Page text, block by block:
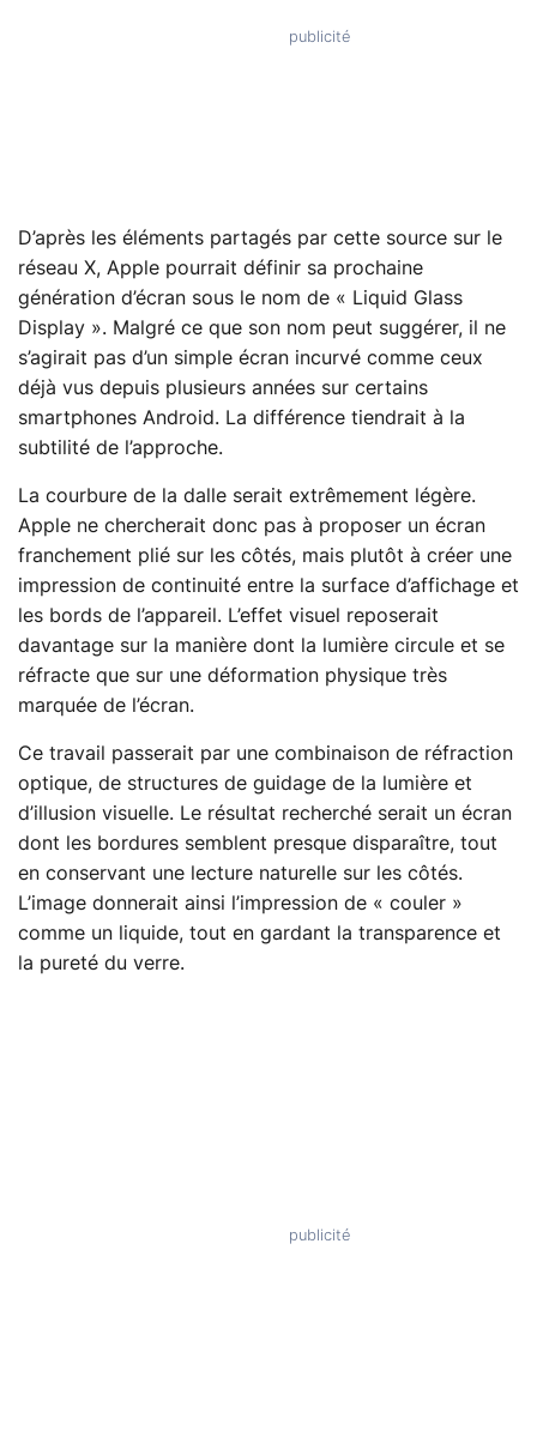
D’après les éléments partagés par cette source sur le
réseau X, Apple pourrait définir sa prochaine
génération d’écran sous le nom de « Liquid Glass
Display ». Malgré ce que son nom peut suggérer, il ne
s’agirait pas d’un simple écran incurvé comme ceux
déjà vus depuis plusieurs années sur certains
smartphones Android. La différence tiendrait à la
subtilité de l’approche.
La courbure de la dalle serait extrêmement légère.
Apple ne chercherait donc pas à proposer un écran
franchement plié sur les côtés, mais plutôt à créer une
impression de continuité entre la surface d’affichage et
les bords de l’appareil. L’effet visuel reposerait
davantage sur la manière dont la lumière circule et se
réfracte que sur une déformation physique très
marquée de l’écran.
Ce travail passerait par une combinaison de réfraction
optique, de structures de guidage de la lumière et
d’illusion visuelle. Le résultat recherché serait un écran
dont les bordures semblent presque disparaître, tout
en conservant une lecture naturelle sur les côtés.
L’image donnerait ainsi l’impression de « couler »
comme un liquide, tout en gardant la transparence et
la pureté du verre.